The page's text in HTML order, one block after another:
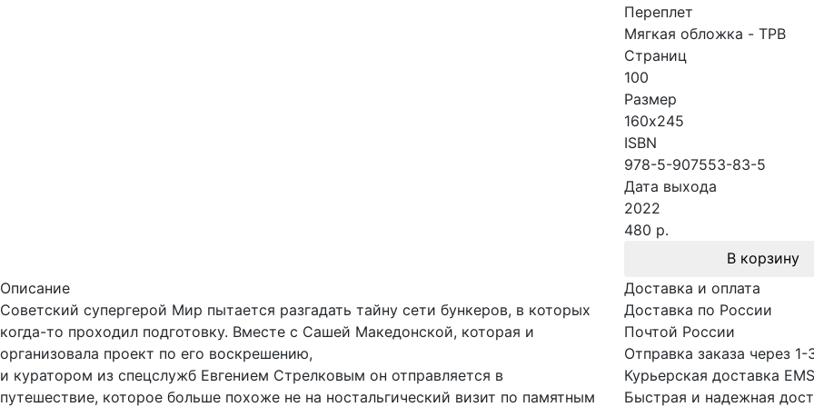
Переплет
Мягкая обложка - TPB
Страниц
100
Размер
160х245
ISBN
978-5-907553-83-5
Дата выхода
2022
480 р.
В корзину
Описание
Советский супергерой Мир пытается разгадать тайну сети бункеров, в которых
когда-то проходил подготовку. Вместе с Сашей Македонской, которая и
организовала проект по его воскрешению,
и куратором из спецслужб Евгением Стрелковым он отправляется в
путешествие, которое больше похоже не на ностальгический визит по памятным
Доставка и оплата
Доставка по России
Почтой России
Отправка заказа через
Курьерская доставка EMS
Быстрая и надежная